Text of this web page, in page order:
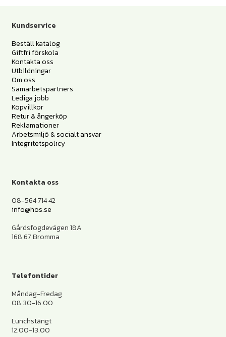
Kundservice
Beställ katalog
Giftfri förskola
Kontakta oss
Utbildningar
Om oss
Samarbetspartners
Lediga jobb
Köpvillkor
Retur & ångerköp
Reklamationer
Arbetsmiljö & socialt ansvar
Integritetspolicy
Kontakta oss
08-564 714 42
info@hos.se
Gårdsfogdevägen 18A
168 67 Bromma
Telefontider
Måndag-Fredag
08.30-16.00
Lunchstängt
12.00-13.00